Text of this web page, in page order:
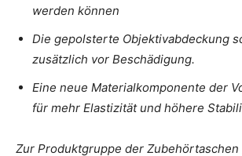
werden können
Die gepolsterte Objektivabdeckung
zusätzlich vor Beschädigung.
Eine neue Materialkomponente der
für mehr Elastizität und höhere
Zur Produktgruppe der